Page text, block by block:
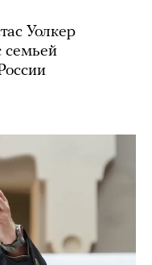
Уолкер
семьей